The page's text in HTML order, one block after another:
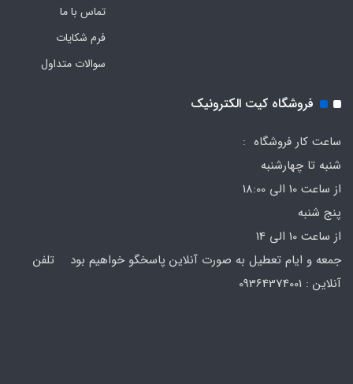
تماس با ما
فرم‌ شکایات
سوالات متداول
فروشگاه کیت الکترونیک
ساعت کار فروشگاه :
شنبه تا چهارشنبه
از ساعت 10 الی 18:00
پنج شنبه
از ساعت 10 الی 14
جمعه و ایام تعطیل به صورت آنلاین پاسخگو خواهیم بود تلفن